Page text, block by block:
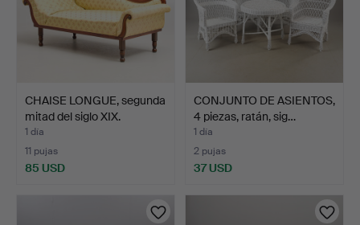
CHAISE LONGUE, segunda
mitad del siglo XIX.
1 día
11 pujas
85 USD
CONJUNTO DE ASIENTOS,
4 piezas, ratán, sig…
1 día
2 pujas
37 USD